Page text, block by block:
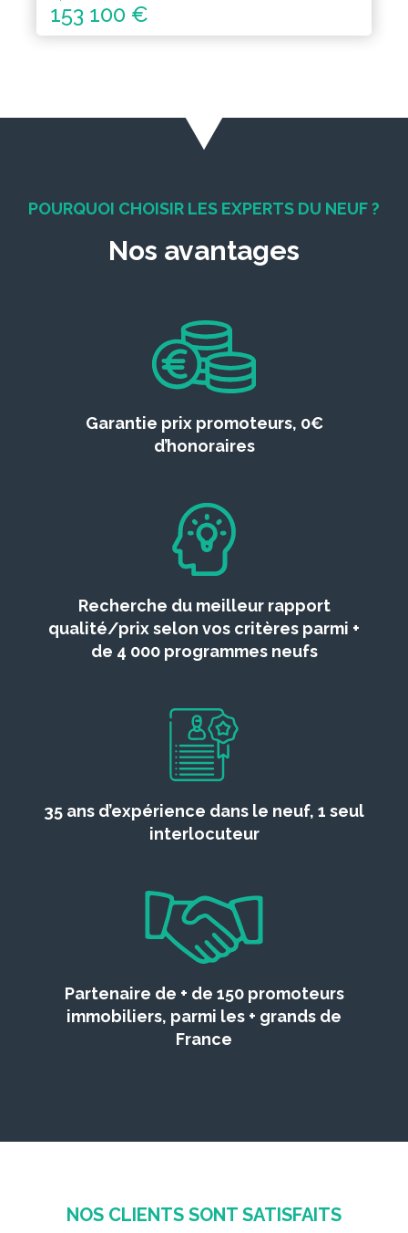
153 100 €
POURQUOI CHOISIR LES EXPERTS DU NEUF ?
Nos avantages
Garantie prix promoteurs, 0€
d’honoraires
Recherche du meilleur rapport
qualité/prix selon vos critères parmi +
de 4 000 programmes neufs
35 ans d’expérience dans le neuf, 1 seul
interlocuteur
Partenaire de + de 150 promoteurs
immobiliers, parmi les + grands de
France
NOS CLIENTS SONT SATISFAITS